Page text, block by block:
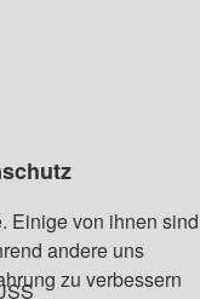
Einige von ihnen sind
andere uns
zu verbessern